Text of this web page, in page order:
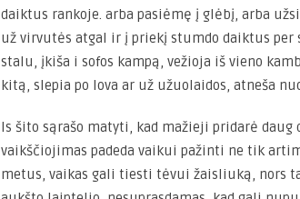
daiktus rankoje. arba pasiėmę į glėbį, arba
už virvutės atgal ir į priekį stumdo daiktus per
stalu, įkiša i sofos kampą, vežioja iš vieno
kitą, slepia po lova ar už užuolaidos, atneša
Is šito sąrašo matyti, kad mažieji pridarė
vaikščiojimas padeda vaikui pažinti ne tik
metus, vaikas gali tiesti tėvui žaisliuką, nors